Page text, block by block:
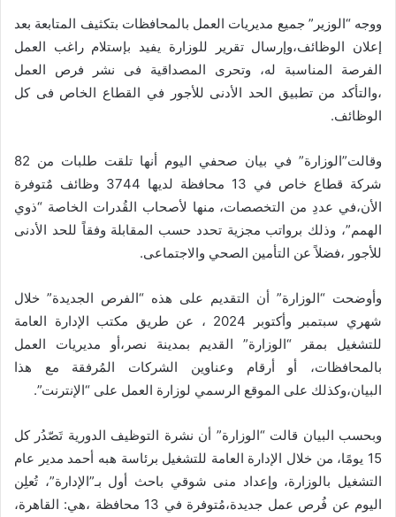
ووجه “الوزير” جميع مديريات العمل بالمحافظات بتكثيف المتابعة بعد
إعلان الوظائف،وإرسال تقرير للوزارة يفيد بإستلام راغب العمل
الفرصة المناسبة له، وتحرى المصداقية فى نشر فرص العمل
،والتأكد من تطبيق الحد الأدنى للأجور في القطاع الخاص فى كل
الوظائف.
وقالت”الوزارة” في بيان صحفي اليوم أنها تلقت طلبات من 82
شركة قطاع خاص في 13 محافظة لديها 3744 وظائف مٌتوفرة
الأن،في عددِ من التخصصات، منها لأصحاب القُدرات الخاصة “ذوي
الهمم”، وذلك برواتب مجزية تحدد حسب المقابلة وفقاً للحد الأدنى
للأجور ،فضلاً عن التأمين الصحي والاجتماعى.
وأوضحت “الوزارة” أن التقديم على هذه “الفرص الجديدة” خلال
شهري سبتمبر وأكتوبر 2024 ، عن طريق مكتب الإدارة العامة
للتشغيل بمقر “الوزارة” القديم بمدينة نصر،أو مديريات العمل
بالمحافظات، أو أرقام وعناوين الشركات المُرفقة مع هذا
البيان،وكذلك على الموقع الرسمي لوزارة العمل على “الإنترنت”.
وبحسب البيان قالت “الوزارة” أن نشرة التوظيف الدورية تَصّدُر كل
15 يومًا، من خلال الإدارة العامة للتشغيل برئاسة هبه أحمد مدير عام
التشغيل بالوزارة، وإعداد منى شوقي باحث أول بـ”الإدارة”، تُعلِن
اليوم عن فُرص عمل جديدة،مُتوفرة في 13 محافظة ،هي: القاهرة،